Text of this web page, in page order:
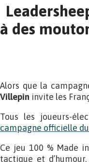
à des
Alors que la
Villepin invite les
Tous les joueurs-
campagne officielle
Ce jeu 100 % Made
tactique et